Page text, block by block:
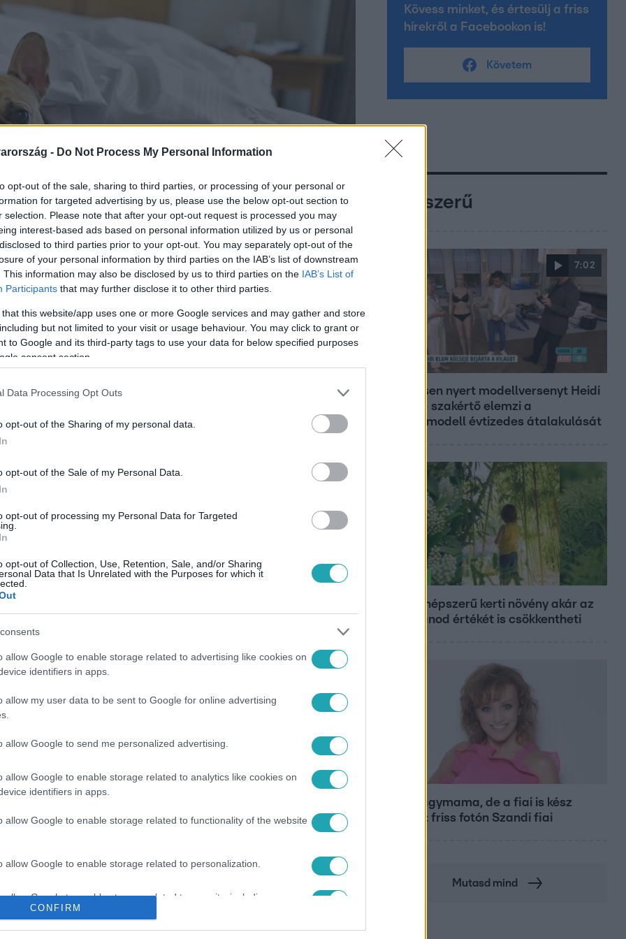
- Do Not Process My Personal Information
opt-out of the sale, sharing to third parties, or processing of your personal or
for targeted advertising by us, please use the below opt-out section to
selection. Please note that after your opt-out request is processed you may
interest-based ads based on personal information utilized by us or personal
to third parties prior to your opt-out. You may separately opt-out of the
of your personal information by third parties on the IAB’s list of downstream
This information may also be disclosed by us to third parties on the IAB’s List of
Participants that may further disclose it to other third parties.
that this website/app uses one or more Google services and may gather and store
but not limited to your visit or usage behaviour. You may click to grant or
to Google and its third-party tags to use your data for below specified purposes
consent section.
Data Processing Opt Outs
opt-out of the Sharing of my personal data.
opt-out of the Sale of my Personal Data.
opt-out of processing my Personal Data for Targeted
opt-out of Collection, Use, Retention, Sale, and/or Sharing
Data that Is Unrelated with the Purposes for which it
allow Google to enable storage related to advertising like cookies on
identifiers in apps.
allow my user data to be sent to Google for online advertising
allow Google to send me personalized advertising.
allow Google to enable storage related to analytics like cookies on
identifiers in apps.
allow Google to enable storage related to functionality of the website
allow Google to enable storage related to personalization.
allow Google to enable storage related to security, including
functionality and fraud prevention, and other user protection.
CONFIRM
fordítja vissza teljesen a krónikus
legyen a Google-találatokban!
Kövess minket, és értesülj a friss
hírekről a Facebookon is!
Követem
Népszerű
7:02
19 évesen nyert modellversenyt Heidi
Klum – szakértő elemzi a
szupermodell évtizedes átalakulását
Ez a 3 népszerű kerti növény akár az
ingatlanod értékét is csökkentheti
Már nagymama, de a fiai is kész
férfiak: friss fotón Szandi fiai
Mutasd mind